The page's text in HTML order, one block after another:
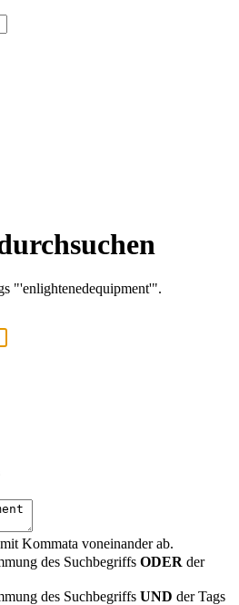
"'enlightenedequipment'".
Kommata voneinander ab.
des Suchbegriffs ODER der
des Suchbegriffs UND der Tags